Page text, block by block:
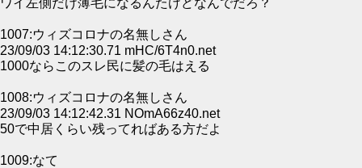
ワイ左側だけ薄毛になるんたけどなんでだろ？
1007:ウィズコロナの名無しさん
23/09/03 14:12:30.71 mHC/6T4n0.net
1000ならこのスレ民に髪の毛はえる
1008:ウィズコロナの名無しさん
23/09/03 14:12:42.31 NOmA66z40.net
50で中居くらい残ってればある方だよ
1009:なて